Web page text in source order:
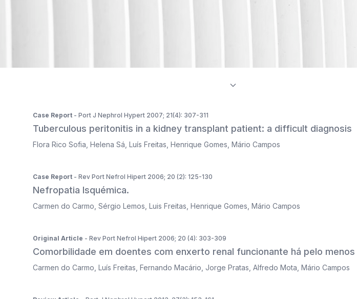
Case Report - Port J Nephrol Hypert 2007; 21(4): 307-311
Tuberculous peritonitis in a kidney transplant patient: a difficult diagnosis
Flora Rico Sofia Helena Sá Luís Freitas Henrique Gomes Mário Campos
Case Report - Rev Port Nefrol Hipert 2006; 20 (2): 125-130
Nefropatia Isquémica.
Carmen do Carmo Sérgio Lemos Luis Freitas Henrique Gomes Mário Campos
Original Article - Rev Port Nefrol Hipert 2006; 20 (4): 303-309
Comorbilidade em doentes com enxerto renal funcionante há pelo menos
Carmen do Carmo Luís Freitas Fernando Macário Jorge Pratas Alfredo Mota Mário Campos